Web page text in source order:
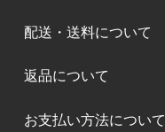
配送・送料について
返品について
お支払い方法について